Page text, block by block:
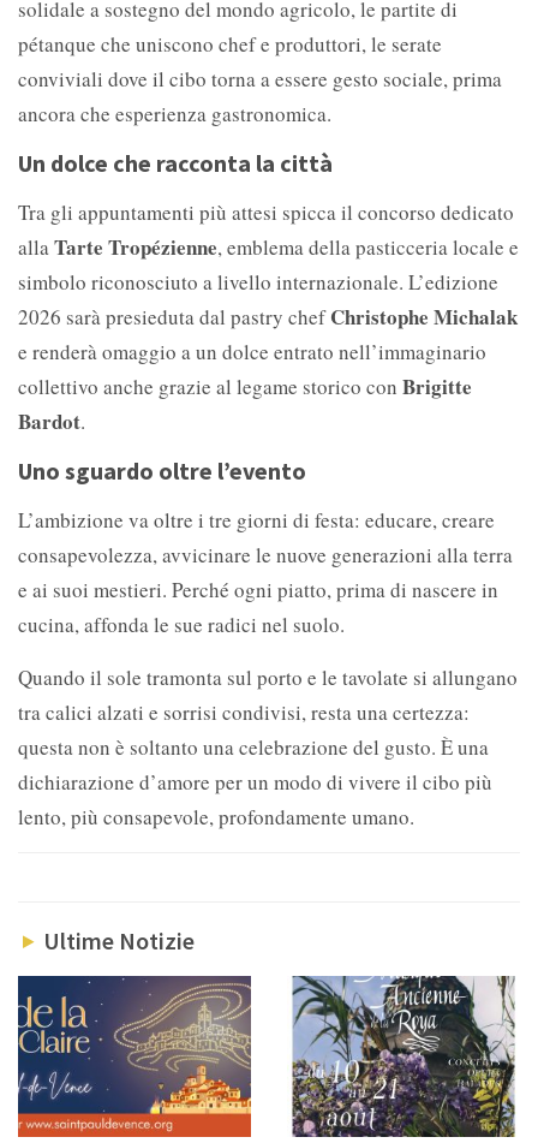
solidale a sostegno del mondo agricolo, le partite di
pétanque che uniscono chef e produttori, le serate
conviviali dove il cibo torna a essere gesto sociale, prima
ancora che esperienza gastronomica.
Un dolce che racconta la città
Tra gli appuntamenti più attesi spicca il concorso dedicato
alla Tarte Tropézienne, emblema della pasticceria locale e
simbolo riconosciuto a livello internazionale. L’edizione
2026 sarà presieduta dal pastry chefChristophe Michalak
e renderà omaggio a un dolce entrato nell’immaginario
collettivo anche grazie al legame storico con Brigitte
Bardot.
Uno sguardo oltre l’evento
L’ambizione va oltre i tre giorni di festa: educare, creare
consapevolezza, avvicinare le nuove generazioni alla terra
e ai suoi mestieri. Perché ogni piatto, prima di nascere in
cucina, affonda le sue radici nel suolo.
Quando il sole tramonta sul porto e le tavolate si allungano
tra calici alzati e sorrisi condivisi, resta una certezza:
questa non è soltanto una celebrazione del gusto. È una
dichiarazione d’amore per un modo di vivere il cibo più
lento, più consapevole, profondamente umano.
Ultime Notizie